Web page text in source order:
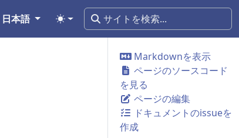
日本語
Markdownを表示
ページのソースコード
を見る
ページの編集
ドキュメントのissueを
作成